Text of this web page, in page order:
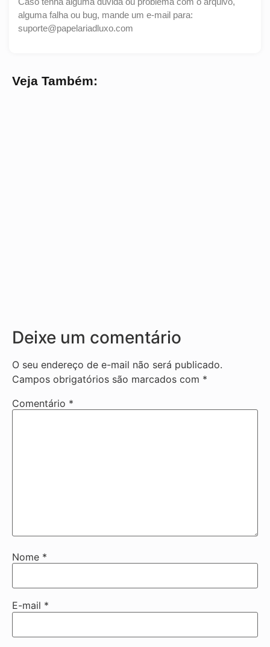
alguma falha ou bug, mande um e-mail para:
suporte@papelariadluxo.com
Veja Também:
Deixe um comentário
O seu endereço de e-mail não será publicado.
Campos obrigatórios são marcados com *
Comentário *
Nome *
E-mail *